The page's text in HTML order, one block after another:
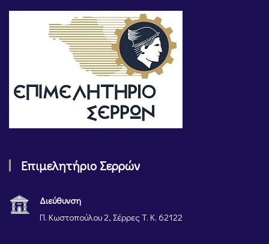
Επιμελητήριο Σερρών
Διεύθυνση
Π. Κωστοπούλου 2, Σέρρες Τ. Κ. 62122